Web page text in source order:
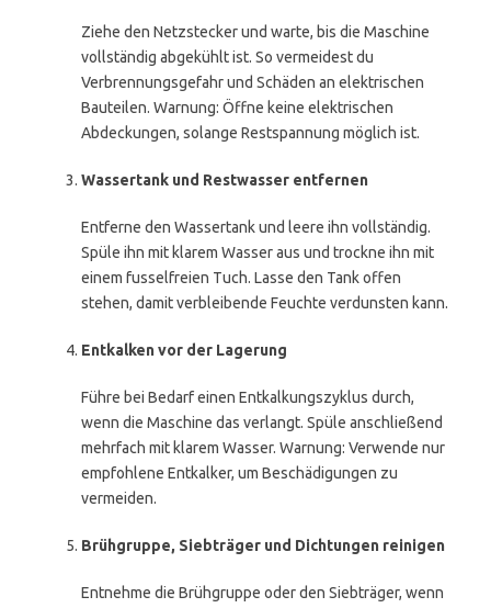
Ziehe den Netzstecker und warte, bis die Maschine
vollständig abgekühlt ist. So vermeidest du
Verbrennungsgefahr und Schäden an elektrischen
Bauteilen. Warnung: Öffne keine elektrischen
Abdeckungen, solange Restspannung möglich ist.
Wassertank und Restwasser entfernen
Entferne den Wassertank und leere ihn vollständig.
Spüle ihn mit klarem Wasser aus und trockne ihn mit
einem fusselfreien Tuch. Lasse den Tank offen
stehen, damit verbleibende Feuchte verdunsten kann.
Entkalken vor der Lagerung
Führe bei Bedarf einen Entkalkungszyklus durch,
wenn die Maschine das verlangt. Spüle anschließend
mehrfach mit klarem Wasser. Warnung: Verwende nur
empfohlene Entkalker, um Beschädigungen zu
vermeiden.
Brühgruppe, Siebträger und Dichtungen reinigen
Entnehme die Brühgruppe oder den Siebträger, wenn